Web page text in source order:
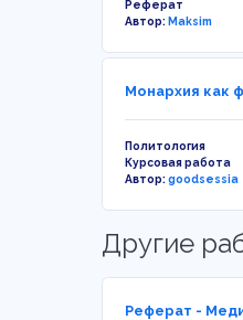
Реферат
Автор:Maksim
Монархия как
Политология
Курсовая работа
Автор:goodsessia
Другие
Реферат -